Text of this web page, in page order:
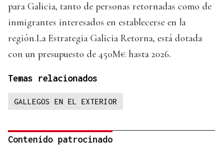
para Galicia, tanto de personas retornadas como de
inmigrantes interesados en establecerse en la
región.La Estrategia Galicia Retorna, está dotada
con un presupuesto de 450M€ hasta 2026.
Temas relacionados
GALLEGOS EN EL EXTERIOR
Contenido patrocinado